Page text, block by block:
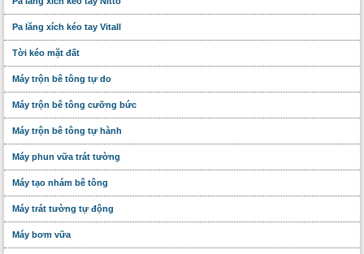
Pa lăng xích kéo tay Vitall
Tời kéo mặt đất
Máy trộn bê tông tự do
Máy trộn bê tông cưỡng bức
Máy trộn bê tông tự hành
Máy phun vữa trát tường
Máy tạo nhám bê tông
Máy trát tường tự động
Máy bơm vữa